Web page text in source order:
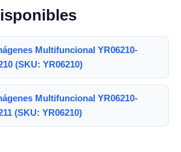
Multifuncional YR06210-
(SKU: YR06210)
Multifuncional YR06210-
(SKU: YR06210)